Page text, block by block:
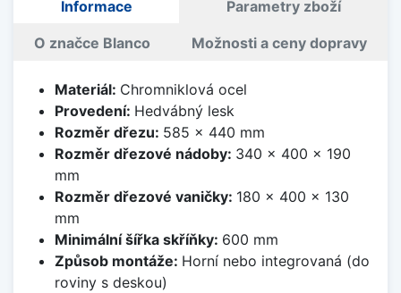
Informace Parametry zboží
O značce Blanco Možnosti a ceny dopravy
Materiál: Chromniklová ocel
Provedení: Hedvábný lesk
Rozměr dřezu: 585 x 440 mm
Rozměr dřezové nádoby: 340 x 400 x 190
mm
Rozměr dřezové vaničky: 180 x 400 x 130
mm
Minimální šířka skříňky: 600 mm
Způsob montáže: Horní nebo integrovaná (do
roviny s deskou)